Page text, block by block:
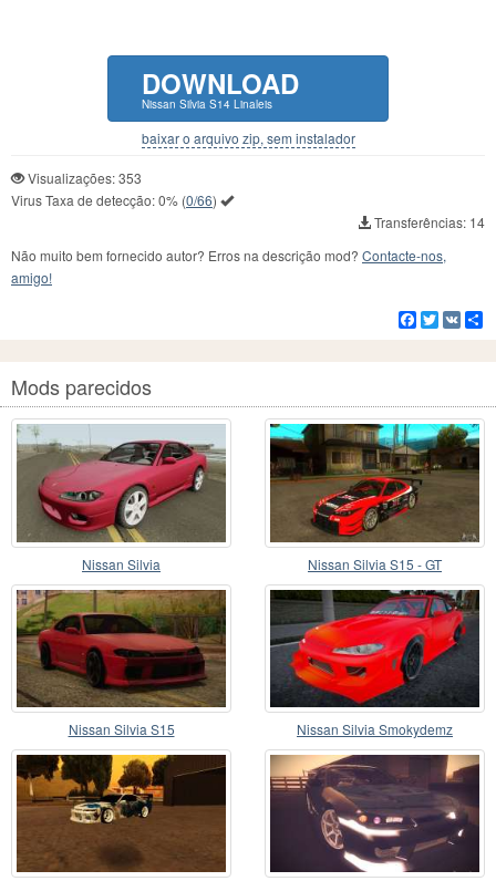
DOWNLOAD
Nissan Silvia S14 Linaleis
baixar o arquivo zip, sem instalador
Visualizações: 353
Virus Taxa de detecção:0% (0/66)
Transferências: 14
Não muito bem fornecido autor? Erros na descrição mod? Contacte-nos,
amigo!
Facebook
Twitter
VK
Mods parecidos
Nissan Silvia Nissan Silvia S15 - GT
Nissan Silvia S15 Nissan Silvia Smokydemz